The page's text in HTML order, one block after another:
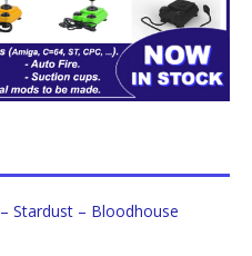
Stardust – Bloodhouse